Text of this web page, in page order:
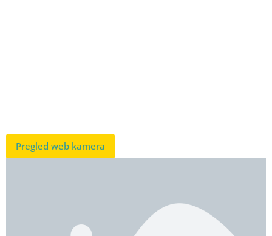
Pregled web kamera